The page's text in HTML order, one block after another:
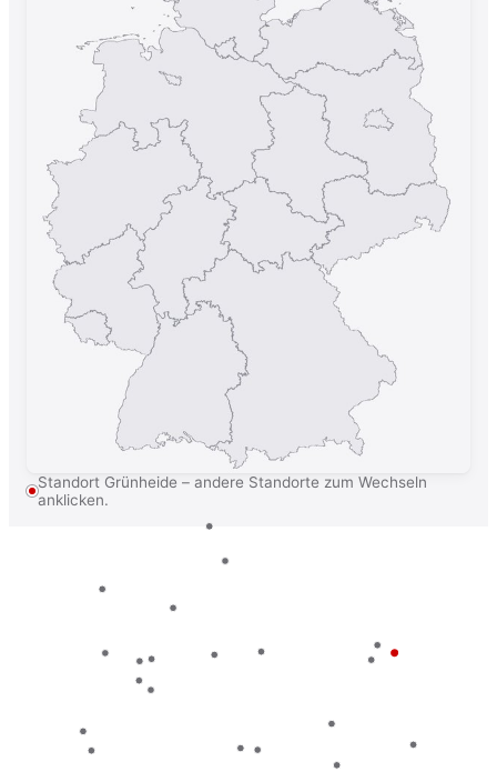
Standort Grünheide – andere Standorte zum Wechseln
anklicken.